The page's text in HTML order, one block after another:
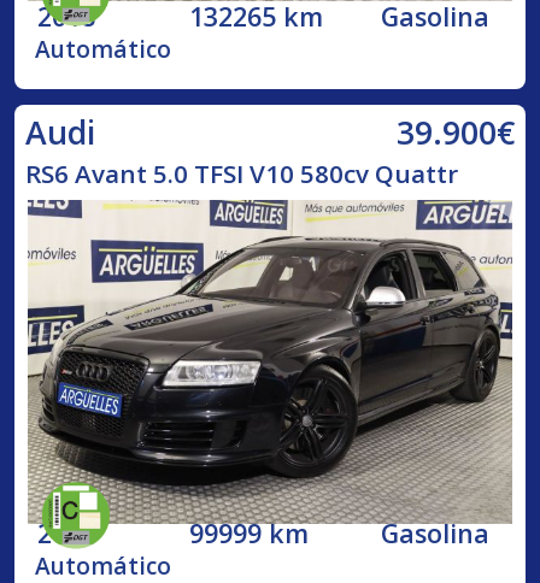
2018 132265 km Gasolina
Automático
Audi 39.900€
RS6 Avant 5.0 TFSI V10 580cv Quattr
2009 99999 km Gasolina
Automático